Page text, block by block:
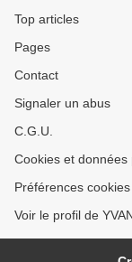
Top articles
Pages
Contact
Signaler un abus
C.G.U.
Cookies et données
Préférences cookies
Voir le profil de